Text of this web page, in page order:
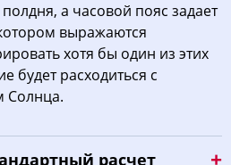
а часовой пояс задает
выражаются
хотя бы один из этих
будет расходиться с
Солнца.
расчет